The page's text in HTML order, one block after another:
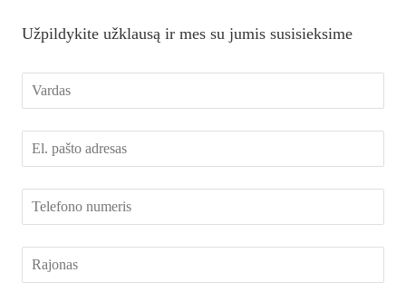
Užpildykite užklausą ir mes su jumis susisieksime